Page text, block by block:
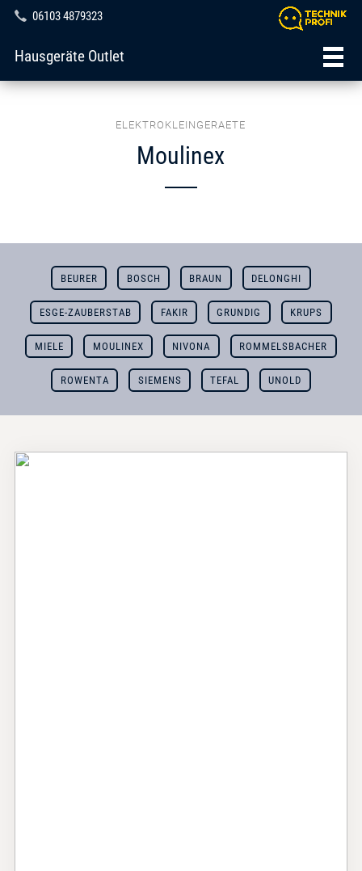
06103 4879323
Hausgeräte Outlet
ELEKTROKLEINGERAETE
Moulinex
BEURER BOSCH BRAUN DELONGHI
ESGE-ZAUBERSTAB FAKIR GRUNDIG KRUPS
MIELE MOULINEX NIVONA ROMMELSBACHER
ROWENTA SIEMENS TEFAL UNOLD